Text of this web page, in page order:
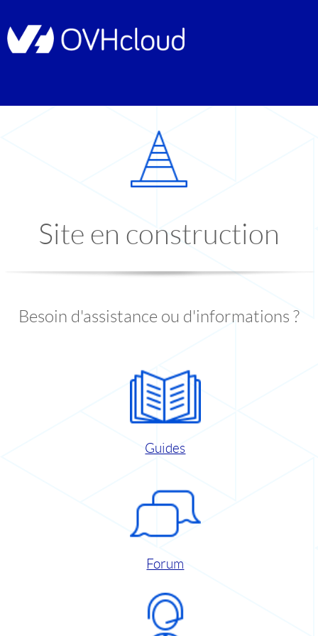
Site en construction
Besoin d'assistance ou d'informations ?
Guides
Forum